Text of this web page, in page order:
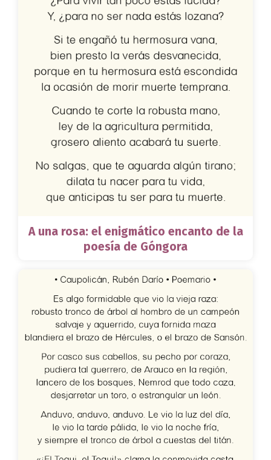
A una rosa: el enigmático encanto de la
poesía de Góngora